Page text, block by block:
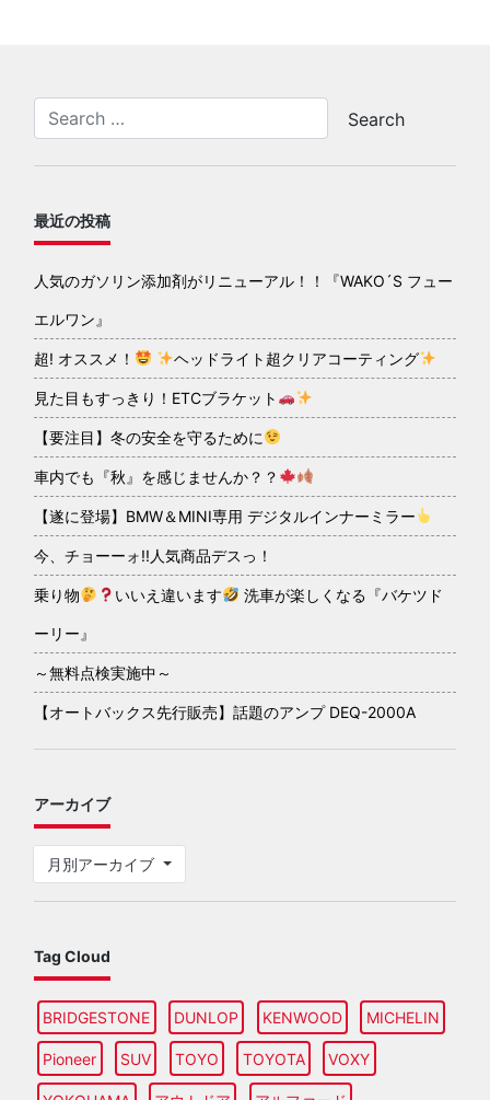
最近の投稿
人気のガソリン添加剤がリニューアル！！『WAKO´S フュー
エルワン』
超! オススメ！ ヘッドライト超クリアコーティング
見た目もすっきり！ETCブラケット
【要注目】冬の安全を守るために
車内でも『秋』を感じませんか？？
【遂に登場】BMW＆MINI専用 デジタルインナーミラー
今、チョーーォ!!人気商品デスっ！
乗り物 いいえ違います 洗車が楽しくなる『バケツド
ーリー』
～無料点検実施中～
【オートバックス先行販売】話題のアンプ DEQ-2000A
アーカイブ
月別アーカイブ
Tag Cloud
BRIDGESTONE DUNLOP KENWOOD MICHELIN
Pioneer SUV TOYO TOYOTA VOXY